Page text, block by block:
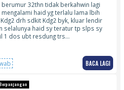
berumur 32thn tidak berkahwin lagi
mengalami haid yg terlalu lama lbih
drh sdkit Kdg2 byk, kluar lendir
selalunya haid sy teratur tp slps sy
1 dos ubt resdung trs…
BACA LAGI